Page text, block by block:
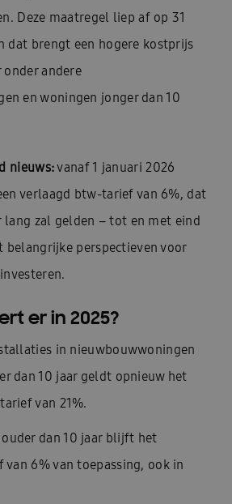
Deze maatregel liep af op 31
dat brengt een hogere kostprijs
andere
en woningen jonger dan 10
nieuws:vanaf 1 januari 2026
verlaagd btw-tarief van 6%, dat
lang zal gelden – tot en met eind
belangrijke perspectieven voor
er in 2025?
in nieuwbouwwoningen
dan 10 jaar geldt opnieuw het
van 21%.
dan 10 jaar blijft het
6% van toepassing, ook in